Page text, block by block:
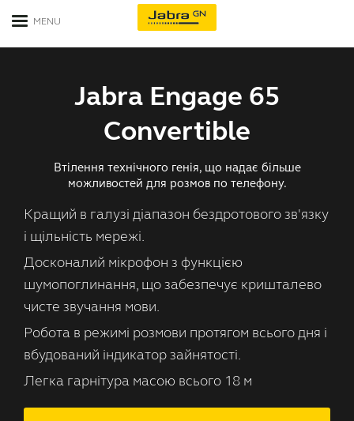
Гарнітури для офісу
Моногарнітури Bluetooth
Спікерфони
Бізнес рішення
Всі гарнітури для бізнесу
Unified Communications
Керівництво по сумісності
Всі платформи
Контакти
Jabra Engage 65
Convertible
Втілення технічного генія, що надає більше
можливостей для розмов по телефону.
Кращий в галузі діапазон бездротового зв'язку
і щільність мережі.
Досконалий мікрофон з функцією
шумопоглинання, що забезпечує кришталево
чисте звучання мови.
Робота в режимі розмови протягом всього дня і
вбудований індикатор зайнятості.
Легка гарнітура масою всього 18 м